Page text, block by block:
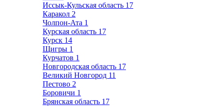
Иссык-Кульская область 17
Каракол 2
Чолпон-Ата 1
Курская область 17
Курск 14
Щигры 1
Курчатов 1
Новгородская область 17
Великий Новгород 11
Пестово 2
Боровичи 1
Брянская область 17